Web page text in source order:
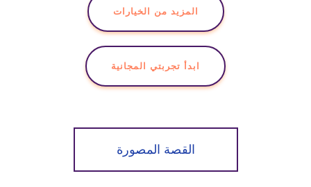
المزيد من الخيارات
ابدأ تجربتي المجانية
القصة المصورة